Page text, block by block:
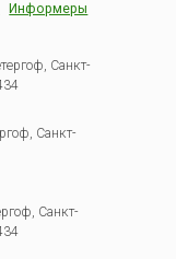
Информеры
Санкт-
Санкт-
, Санкт-